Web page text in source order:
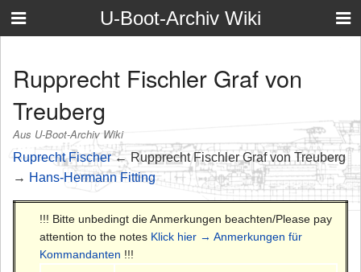
U-Boot-Archiv Wiki
Rupprecht Fischler Graf von
Treuberg
Aus U-Boot-Archiv Wiki
Ruprecht Fischer← Rupprecht Fischler Graf von Treuberg
→ Hans-Hermann Fitting
!!! Bitte unbedingt die Anmerkungen beachten/Please pay
attention to the notes Klick hier → Anmerkungen für
Kommandanten !!!